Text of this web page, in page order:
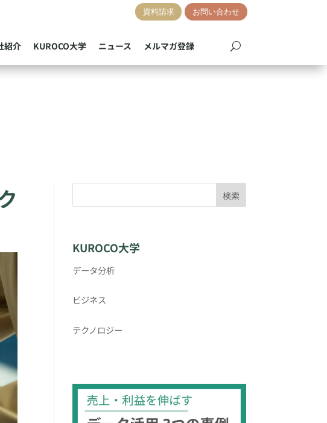
資料請求 お問い合わせ
紹介 KUROCO大学 ニュース メルマガ登録
検索
KUROCO大学
データ分析
ビジネス
テクノロジー